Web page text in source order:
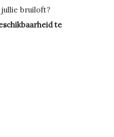
bruiloft?
te